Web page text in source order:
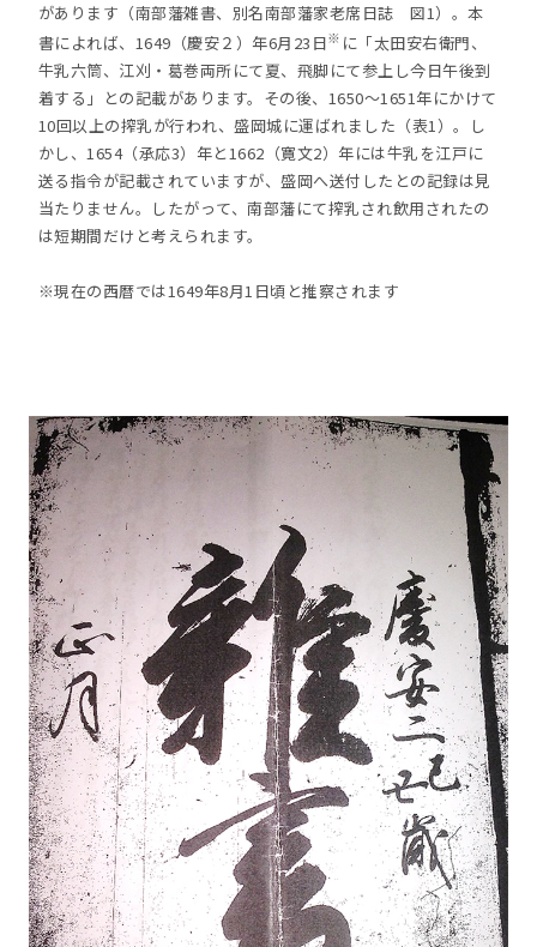
があります（南部藩雑書、別名南部藩家老席日誌 図1）。本
書によれば、1649（慶安２）年6月23日※ に「太田安右衛門、
牛乳六筒、江刈・葛巻両所にて夏、飛脚にて参上し今日午後到
着する」との記載があります。その後、1650～1651年にかけて
10回以上の搾乳が行われ、盛岡城に運ばれました（表1）。し
かし、1654（承応3）年と1662（寛文2）年には牛乳を江戸に
送る指令が記載されていますが、盛岡へ送付したとの記録は見
当たりません。したがって、南部藩にて搾乳され飲用されたの
は短期間だけと考えられます。
※現在の西暦では1649年8月1日頃と推察されます